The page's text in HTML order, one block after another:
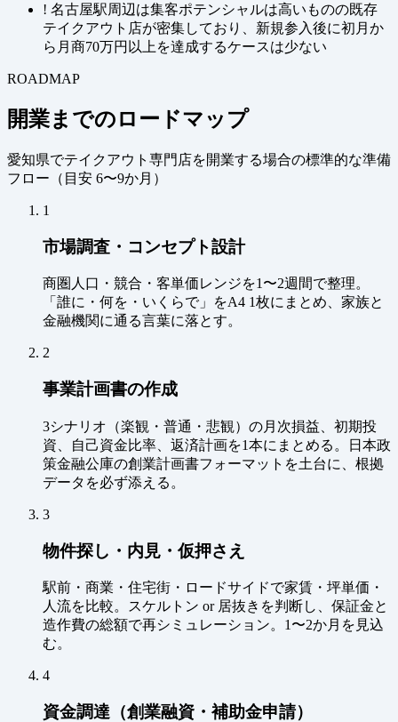
! 名古屋駅周辺は集客ポテンシャルは高いものの既存
テイクアウト店が密集しており、新規参入後に初月か
ら月商70万円以上を達成するケースは少ない
ROADMAP
開業までのロードマップ
愛知県でテイクアウト専門店を開業する場合の標準的な準備
フロー（ 目安 6〜9か月 ）
1
市場調査・コンセプト設計
商圏人口・競合・客単価レンジを1〜2週間で整理。
「誰に・何を・いくらで」をA4 1枚にまとめ、家族と
金融機関に通る言葉に落とす。
2
事業計画書の作成
3シナリオ（楽観・普通・悲観）の月次損益、初期投
資、自己資金比率、返済計画を1本にまとめる。日本政
策金融公庫の創業計画書フォーマットを土台に、根拠
データを必ず添える。
3
物件探し・内見・仮押さえ
駅前・商業・住宅街・ロードサイドで家賃・坪単価・
人流を比較。スケルトン or 居抜きを判断し、保証金と
造作費の総額で再シミュレーション。1〜2か月を見込
む。
4
資金調達（創業融資・補助金申請）